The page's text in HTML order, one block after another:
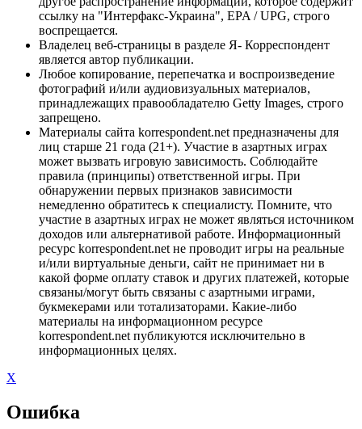
ссылку на "Интерфакс-Украина", EPA / UPG, строго
воспрещается.
Владелец веб-страницы в разделе Я- Корреспондент
является автор публикации.
Любое копирование, перепечатка и воспроизведение
фотографий и/или аудиовизуальных материалов,
принадлежащих правообладателю Getty Images, строго
запрещено.
Материалы сайта korrespondent.net предназначены для
лиц старше 21 года (21+). Участие в азартных играх
может вызвать игровую зависимость. Соблюдайте
правила (принципы) ответственной игры. При
обнаружении первых признаков зависимости
немедленно обратитесь к специалисту. Помните, что
участие в азартных играх не может являться источником
доходов или альтернативой работе. Информационный
ресурс korrespondent.net не проводит игры на реальные
и/или виртуальные деньги, сайт не принимает ни в
какой форме оплату ставок и других платежей, которые
связаны/могут быть связаны с азартными играми,
букмекерами или тотализаторами. Какие-либо
материалы на информационном ресурсе
korrespondent.net публикуются исключительно в
информационных целях.
X
Ошибка